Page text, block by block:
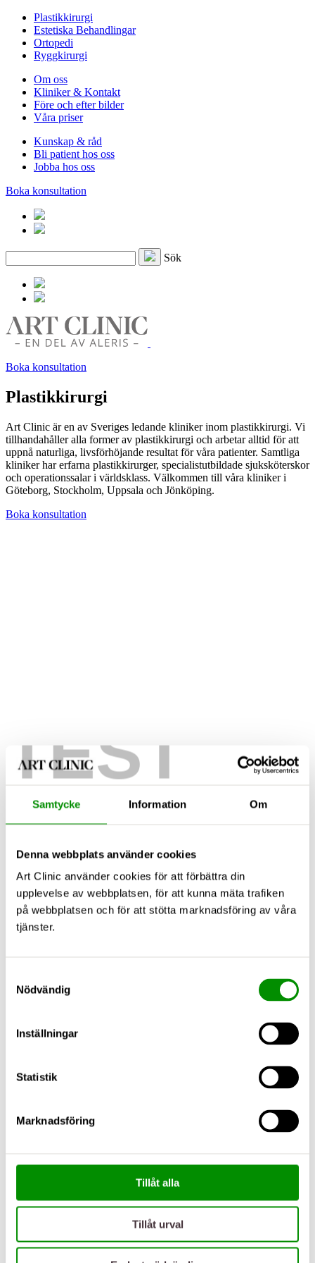
TEST
Samtycke Information Om
Denna webbplats använder cookies
Art Clinic använder cookies för att förbättra din
upplevelse av webbplatsen, för att kunna mäta trafiken
på webbplatsen och för att stötta marknadsföring av våra
tjänster.
Nödvändig
Inställningar
Statistik
Marknadsföring
Tillåt alla
Tillåt urval
Plastikkirurgi
Estetiska Behandlingar
Ortopedi
Ryggkirurgi
Om oss
Kliniker & Kontakt
Före och efter bilder
Våra priser
Kunskap & råd
Bli patient hos oss
Jobba hos oss
Boka konsultation
Sök
Boka konsultation
Plastikkirurgi
Art Clinic är en av Sveriges ledande kliniker inom plastikkirurgi. Vi
tillhandahåller alla former av plastikkirurgi och arbetar alltid för att
uppnå naturliga, livsförhöjande resultat för våra patienter. Samtliga
kliniker har erfarna plastikkirurger, specialistutbildade sjuksköterskor
och operationssalar i världsklass. Välkommen till våra kliniker i
Göteborg, Stockholm, Uppsala och Jönköping.
Boka konsultation